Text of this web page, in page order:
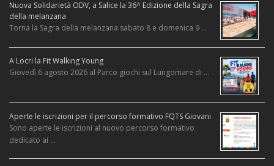
Nuova Solidarietà ODV, a Salice la 36^ Edizione della Sagra
della melanzana
Torna la Sagra della melanzana sabato 8 e domenica 9 …
A Locri la Fit Walking Young
Giovedì 6 agosto 2026 al Parco giochi sul Lungomare di …
Aperte le iscrizioni per il percorso formativo FQTS Giovani
Sono aperte le iscrizioni al nuovo percorso formativo
dedicato ai …